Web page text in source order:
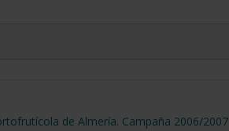
de Almería. Campaña 2006/2007